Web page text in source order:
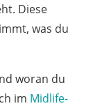
Diese
was du
woran du
im Midlife-